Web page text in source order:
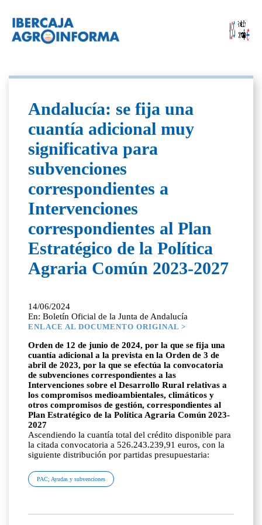
Andalucía: se fija una
cuantía adicional muy
significativa para
subvenciones
correspondientes a
Intervenciones
correspondientes al Plan
Estratégico de la Política
Agraria Común 2023-2027
14/06/2024
En: Boletín Oficial de la Junta de Andalucía
ENLACE AL DOCUMENTO ORIGINAL >
Orden de 12 de junio de 2024, por la que se fija una
cuantía adicional a la prevista en la Orden de 3 de
abril de 2023, por la que se efectúa la convocatoria
de subvenciones correspondientes a las
Intervenciones sobre el Desarrollo Rural relativas a
los compromisos medioambientales, climáticos y
otros compromisos de gestión, correspondientes al
Plan Estratégico de la Política Agraria Común 2023-
2027
Ascendiendo la cuantía total del crédito disponible para
la citada convocatoria a 526.243.239,91 euros, con la
siguiente distribución por partidas presupuestaria:
PAC; Ayudas y subvenciones